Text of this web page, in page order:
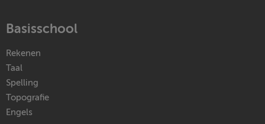
Basisschool
Rekenen
Taal
Spelling
Topografie
Engels